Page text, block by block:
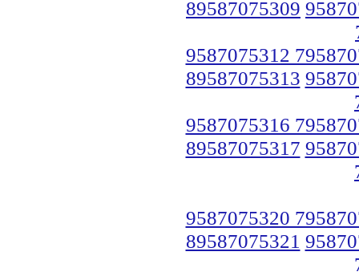
89587075309
9587075312
89587075313
9587075316
89587075317
9587075320
89587075321